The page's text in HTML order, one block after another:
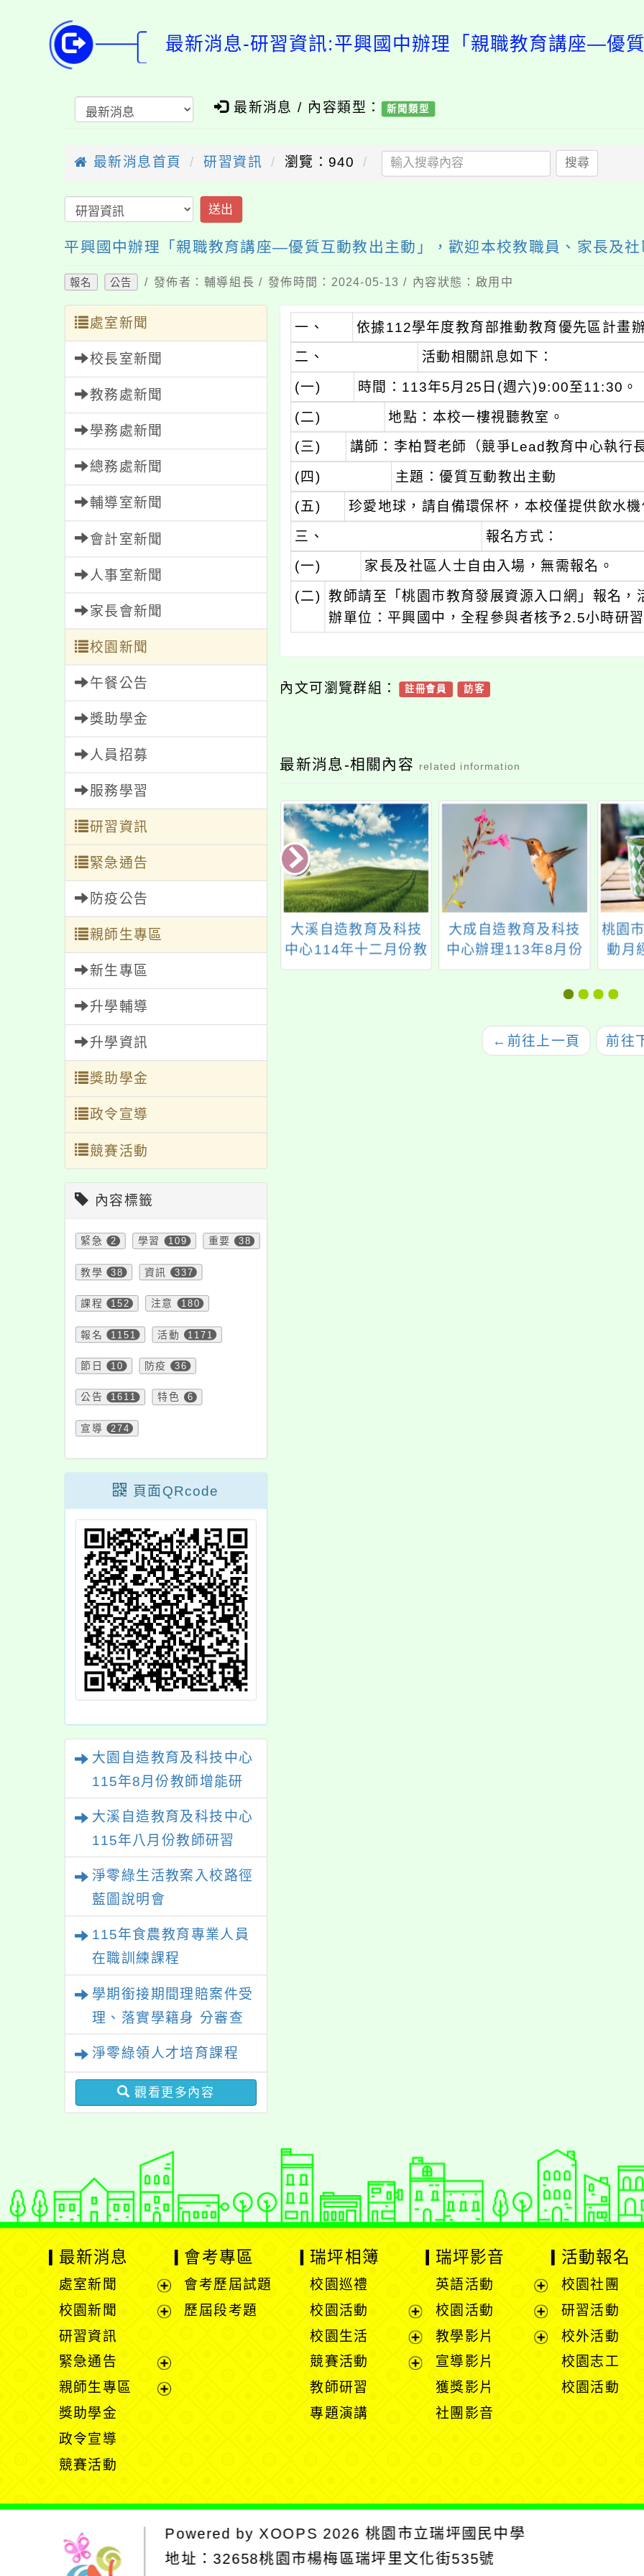
最新消息-研習資訊:平興國中辦理「親職教育講座—優
最新消息 / 內容類型： 新聞類型
最新消息首頁 研習資訊 瀏覽：940 搜尋
送出
平興國中辦理「親職教育講座—優質互動教出主動」，歡迎本校教職員、家長及社
報名 公告 / 發佈者：輔導組長 / 發佈時間：2024-05-13 / 內容狀態：啟用中
處室新聞
校長室新聞
教務處新聞
學務處新聞
總務處新聞
輔導室新聞
會計室新聞
人事室新聞
家長會新聞
校園新聞
午餐公告
獎助學金
人員招募
服務學習
研習資訊
緊急通告
防疫公告
親師生專區
新生專區
升學輔導
升學資訊
獎助學金
政令宣導
競賽活動
內容標籤
緊急 2 學習 109 重要 38
教學 38 資訊 337
課程 152 注意 180
報名 1151 活動 1171
節日 10 防疫 36
公告 1611 特色 6
宣導 274
頁面QRcode
大園自造教育及科技中心
115年8月份教師增能研
大溪自造教育及科技中心
115年八月份教師研習
淨零綠生活教案入校路徑
藍圖說明會
115年食農教育專業人員
在職訓練課程
學期銜接期間理賠案件受
理、落實學籍身 分審查
淨零綠領人才培育課程
觀看更多內容
一、 依據112學年度教育部推動教育優先區計畫辦
二、 活動相關訊息如下：
(一) 時間：113年5月25日(週六)9:00至11:30。
(二)
地點：本校一樓視聽教室。
(三)
講師：李柏賢老師（競爭Lead教育中心執行
(四) 主題：優質互動教出主動
(五)
珍愛地球，請自備環保杯，本校僅提供飲水機
三、
報名方式：
(一)
家長及社區人士自由入場，無需報名。
(二) 教師請至「桃園市教育發展資源入口網」報名
辦單位：平興國中，全程參與者核予2.5小時研習
內文可瀏覽群組： 註冊會員 訪客
最新消息-相關內容 related information
2025年國際書
食博覽會－名
桃園市政府勞動檢查
處辦理「心肺復甦術
急救法暨正確使用自
動體外心臟電擊去顫
大溪自造教育及科技
中心114年十二月份教
師研習
大成自造教育及科技
中心辦理113年8月份
教師研習
桃園
動月
等教
← 前往上一頁 前往
最新消息
處室新聞
展
開
單
校園新聞
選
單
研習資訊
緊急通告
展
親師生專區
獎助學金
政令宣導
競賽活動
會考專區
會考歷屆試題
歷屆段考題
瑞坪相簿
校園巡禮
校園活動
展
選
校園生活
展
競賽活動
教師研習
專題演講
瑞坪影音
英語活動
展
開
選
校園活動
展
開
教學影片
宣導影片
獲獎影片
社團影音
活動報名
校園社團
研習活動
校外活動
校園志工
校園活動
Powered byXOOPS 2026桃園市立瑞坪國民中學
地址： 32658桃園市楊梅區瑞坪里文化街535號